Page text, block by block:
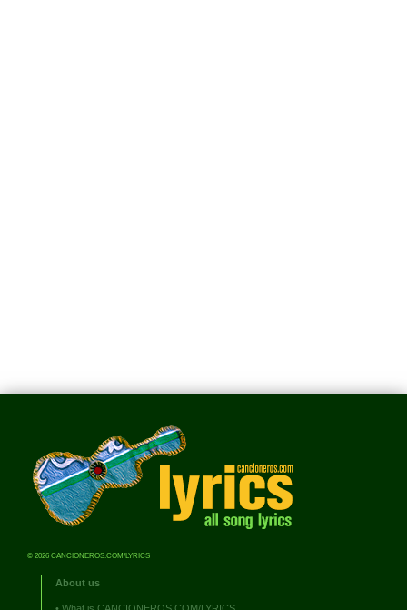
© 2026 CANCIONEROS.COM/LYRICS
About us